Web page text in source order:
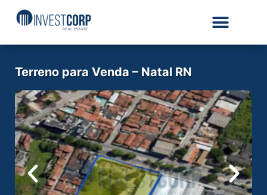
Terreno para Venda – Natal RN